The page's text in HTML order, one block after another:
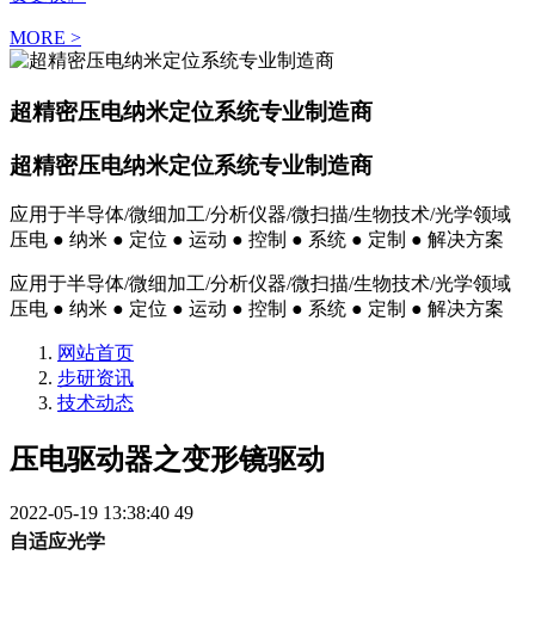
MORE >
超精密压电纳米定位系统专业制造商
超精密压电纳米定位系统专业制造商
应用于半导体/微细加工/分析仪器/微扫描/生物技术/光学领域
压电 ● 纳米 ● 定位 ● 运动 ● 控制 ● 系统 ● 定制 ● 解决方案
应用于半导体/微细加工/分析仪器/微扫描/生物技术/光学领域
压电 ● 纳米 ● 定位 ● 运动 ● 控制 ● 系统 ● 定制 ● 解决方案
网站首页
步研资讯
技术动态
压电驱动器之变形镜驱动
2022-05-19 13:38:40 49
自适应光学